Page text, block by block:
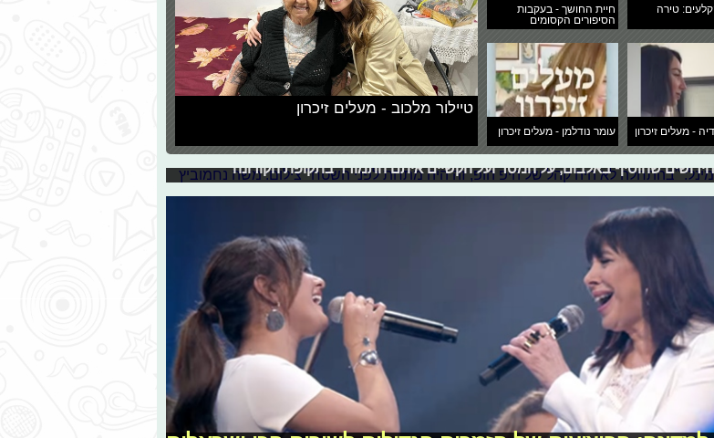
טירה
חיית החושך - בעקבות
הסיפורים הקסומים
- מעלים זיכרון עומר נודלמן - מעלים זיכרון
טיילור מלכוב - מעלים זיכרון
"בהתחלה לא היה קהל של היפ הופ, זה היה מתחת
השטח"
שהביא את ההיפ הופ לארץ, עשה שילובי מוזיקה חדשים ושינה את פניה של מוזיקת הפופ
בתוכו שירים שהוקלטו ונכתבו עוד באלבומים הראשונים. תפסנו אותו לראיון בו הוא מספר
שהוסיף באלבום, על המסר ועל הקשיים איתם התמודד בתקופת הקורונה